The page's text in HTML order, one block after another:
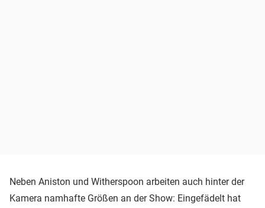
Neben Aniston und Witherspoon arbeiten auch hinter der
Kamera namhafte Größen an der Show: Eingefädelt hat